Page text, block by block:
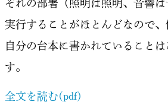
ぞれの部署（照明は照明、音響は
実行することがほとんどなので
自分の台本に書かれていること
す。
全文を読む(pdf)